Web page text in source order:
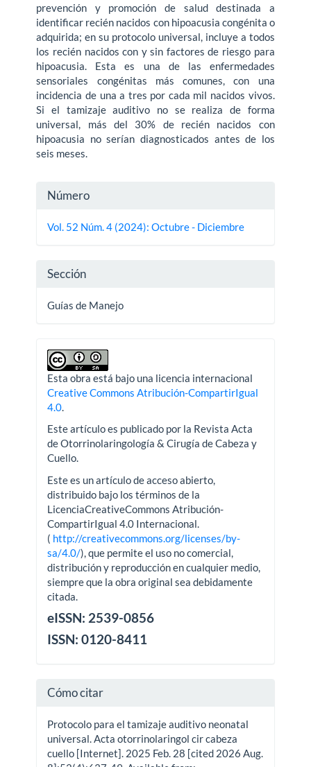
prevención y promoción de salud destinada a
identificar recién nacidos con hipoacusia congénita o
adquirida; en su protocolo universal, incluye a todos
los recién nacidos con y sin factores de riesgo para
hipoacusia. Esta es una de las enfermedades
sensoriales congénitas más comunes, con una
incidencia de una a tres por cada mil nacidos vivos.
Si el tamizaje auditivo no se realiza de forma
universal, más del 30% de recién nacidos con
hipoacusia no serían diagnosticados antes de los
seis meses.
Detalles
del
Número
Vol. 52 Núm. 4 (2024): Octubre - Diciembre
Sección
Guías de Manejo
Esta obra está bajo una licencia internacional
Creative Commons Atribución-CompartirIgual
4.0
Este artículo es publicado por la Revista Acta
de Otorrinolaringología & Cirugía de Cabeza y
Cuello.
Este es un artículo de acceso abierto,
distribuido bajo los términos de la
LicenciaCreativeCommons Atribución-
CompartirIgual 4.0 Internacional.
( http://creativecommons.org/licenses/by-
sa/4.0/), que permite el uso no comercial,
distribución y reproducción en cualquier medio,
siempre que la obra original sea debidamente
citada.
eISSN: 2539-0856
ISSN: 0120-8411
Cómo citar
Protocolo para el tamizaje auditivo neonatal
universal. Acta otorrinolaringol cir cabeza
cuello [Internet]. 2025 Feb. 28 [cited 2026 Aug.